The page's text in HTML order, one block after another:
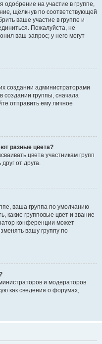
одобрение на участие в группе,
щёлкнув по соответствующей
ваше участие в группе и
Пожалуйста, не
ваш запрос; у него могут
создании администраторами
создании группы, сначала
отправить ему личное
разные цвета?
цвета участникам групп
от друга.
ваша группа по умолчанию
какие групповые цвет и звание
конференции может
вашу группу по
и модераторов
как сведения о форумах,